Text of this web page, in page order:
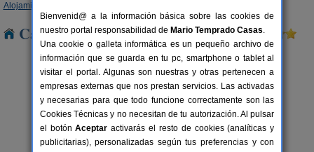
Alojamientos
Casas Rurales cerca de Vallanca
6+2 pers.
desde50 €
La Casa del Lago
Anna (Valencia)
Bienvenid@ a la información básica sobre las cookies de
nuestro portal responsabilidad de Mario Temprado Casas.
Una cookie o galleta informática es un pequeño archivo de
información que se guarda en tu pc, smartphone o tablet al
visitar el portal. Algunas son nuestras y otras pertenecen a
empresas externas que nos prestan servicios. Las activadas
y necesarias para que todo funcione correctamente son las
Cookies Técnicas y no necesitan de tu autorización. Al pulsar
el botónAceptar activarás el resto de cookies (analíticas y
publicitarias), personalizadas según tus preferencias y con